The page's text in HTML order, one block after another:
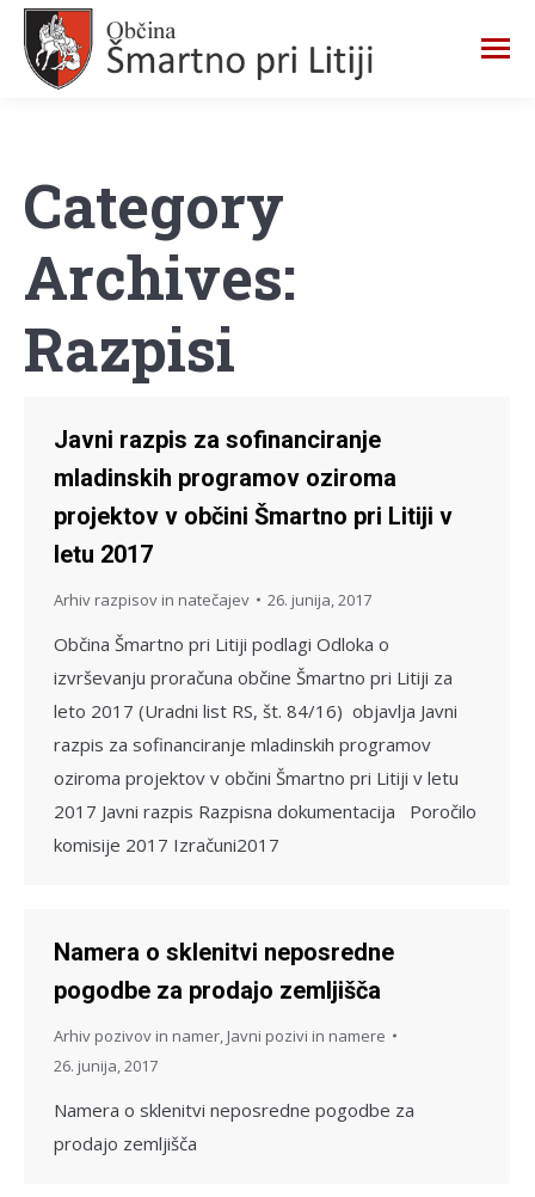
Category
Archives:
Razpisi
Javni razpis za sofinanciranje
mladinskih programov oziroma
projektov v občini Šmartno pri Litiji v
letu 2017
Arhiv razpisov in natečajev 26. junija, 2017
Občina Šmartno pri Litiji podlagi Odloka o
izvrševanju proračuna občine Šmartno pri Litiji za
leto 2017 (Uradni list RS, št. 84/16) objavlja Javni
razpis za sofinanciranje mladinskih programov
oziroma projektov v občini Šmartno pri Litiji v letu
2017 Javni razpis Razpisna dokumentacija Poročilo
komisije 2017 Izračuni2017
Namera o sklenitvi neposredne
pogodbe za prodajo zemljišča
Arhiv pozivov in namer Javni pozivi in namere
26. junija, 2017
Namera o sklenitvi neposredne pogodbe za
prodajo zemljišča